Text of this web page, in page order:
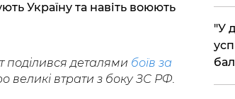
Україну та навіть воюють
поділився деталями боїв за
великі втрати з боку ЗС РФ.
​"У